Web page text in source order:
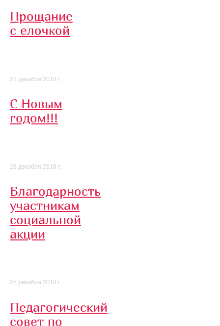
Прощание
с елочкой
28 декабря 2018 г.
С Новым
годом!!!
28 декабря 2018 г.
Благодарность
участникам
социальной
акции
25 декабря 2018 г.
Педагогический
совет по